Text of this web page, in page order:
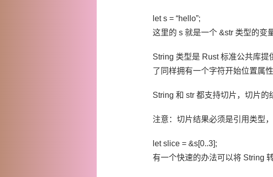
let s = “hello”;
这里的 s 就是一个 &str 类型的变量
String 类型是 Rust 标准公共库
了同样拥有一个字符开始位置属
String 和 str 都支持切片，切片的
注意：切片结果必须是引用类型
let slice = &s[0..3];
有一个快速的办法可以将 String